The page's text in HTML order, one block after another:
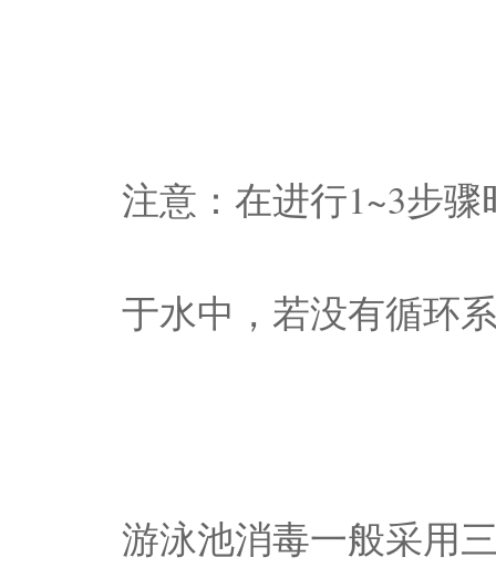
注意：在进行1~3步
于水中，若没有循环
游泳池消毒一般采用